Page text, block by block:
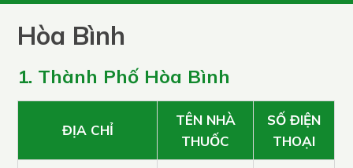
Hòa Bình
1. Thành Phố Hòa Bình
ĐỊA CHỈ
TÊN NHÀ
THUỐC
SỐ ĐIỆN
THOẠI